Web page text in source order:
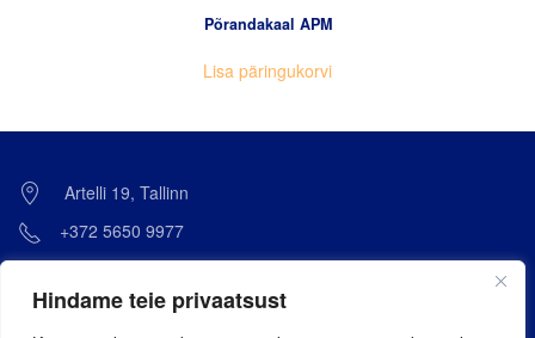
Hindame teie privaatsust
Põrandakaal APM
Lisa päringukorvi
Artelli 19, Tallinn
+372 5650 9977
Kaevuri 1, Kohtla-Järve